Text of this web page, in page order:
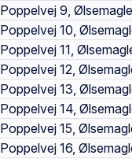
Poppelvej 9,
Poppelvej 10,
Poppelvej 11,
Poppelvej 12,
Poppelvej 13,
Poppelvej 14,
Poppelvej 15,
Poppelvej 16,